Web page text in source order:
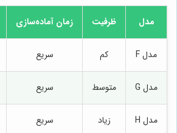
مدل ظرفیت زمان آماده‌سازی
مدل F کم سریع
مدل G متوسط سریع
مدل H زیاد سریع